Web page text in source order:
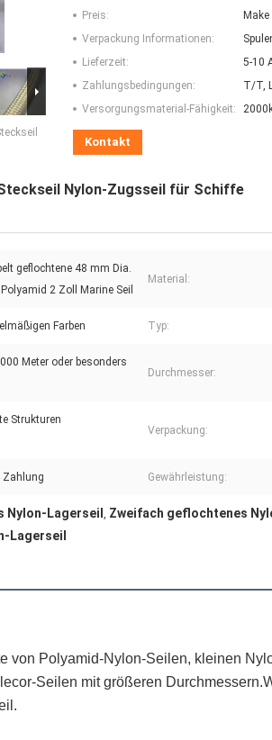
Preis:
Verpackung Informationen:
Lieferzeit:
5-10
Zahlungsbedingungen:
T/T,
Versorgungsmaterial-Fähigkeit:
Kontakt
Nylon-Zugsseil für Schiffe
geflochtene 48 mm Dia.
2 Zoll Marine Seil
Material:
Farben Typ:
Meter oder besonders
Durchmesser:
Strukturen
Verpackung:
Zahlung Gewährleistung:
Nylon-Lagerseil , Zweifach geflochtenes
Lagerseil
von Polyamid-Nylon-Seilen, kleinen
Seilen mit größeren